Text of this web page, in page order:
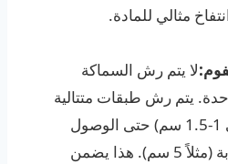
مثالي للمادة.
لا يتم رش السماكة
يتم رش طبقات متتالية
(كل طبقة حوالي 1-1.5 سم) حتى الوصول
للسماكة المطلوبة (مثلاً 5 سم). هذا يضمن